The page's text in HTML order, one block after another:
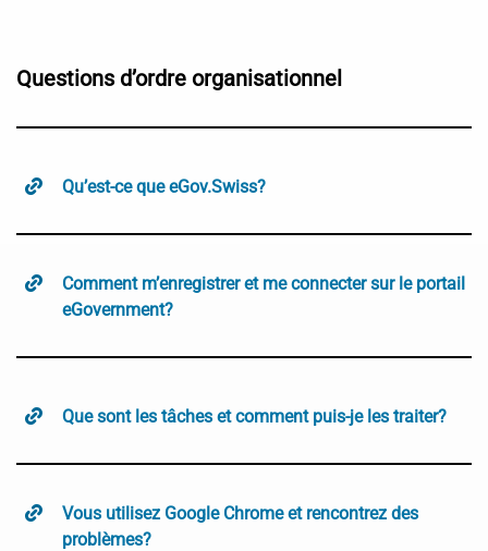
Questions d’ordre organisationnel
Qu’est-ce que eGov.Swiss?
Comment m’enregistrer et me connecter sur le portail
eGovernment?
Que sont les tâches et comment puis-je les traiter?
Vous utilisez Google Chrome et rencontrez des
problèmes?